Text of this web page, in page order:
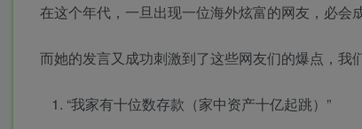
在这个年代，一旦出现一位海外炫富的网友，必会
而她的发言又成功刺激到了这些网友们的爆点，我
“我家有十位数存款（家中资产十亿起跳）”